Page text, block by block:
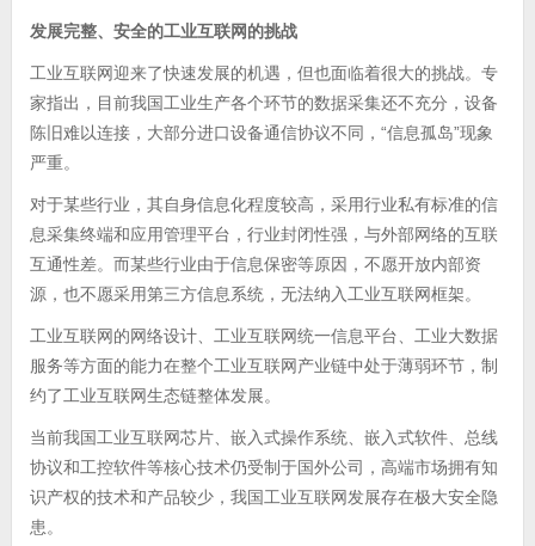
发展完整、安全的工业互联网的挑战
工业互联网迎来了快速发展的机遇，但也面临着很大的挑战。专
家指出，目前我国工业生产各个环节的数据采集还不充分，设备
陈旧难以连接，大部分进口设备通信协议不同，“信息孤岛”现象
严重。
对于某些行业，其自身信息化程度较高，采用行业私有标准的信
息采集终端和应用管理平台，行业封闭性强，与外部网络的互联
互通性差。而某些行业由于信息保密等原因，不愿开放内部资
源，也不愿采用第三方信息系统，无法纳入工业互联网框架。
工业互联网的网络设计、工业互联网统一信息平台、工业大数据
服务等方面的能力在整个工业互联网产业链中处于薄弱环节，制
约了工业互联网生态链整体发展。
当前我国工业互联网芯片、嵌入式操作系统、嵌入式软件、总线
协议和工控软件等核心技术仍受制于国外公司，高端市场拥有知
识产权的技术和产品较少，我国工业互联网发展存在极大安全隐
患。